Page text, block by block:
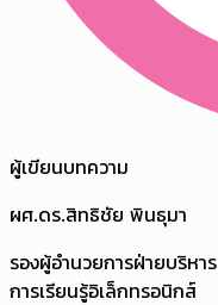
ผู้เขียนบทความ
ผศ.ดร.สิทธิชัย พินธุมา
รองผู้อำนวยการฝ่ายบริหา
การเรียนรู้อิเล็กทรอนิกส์